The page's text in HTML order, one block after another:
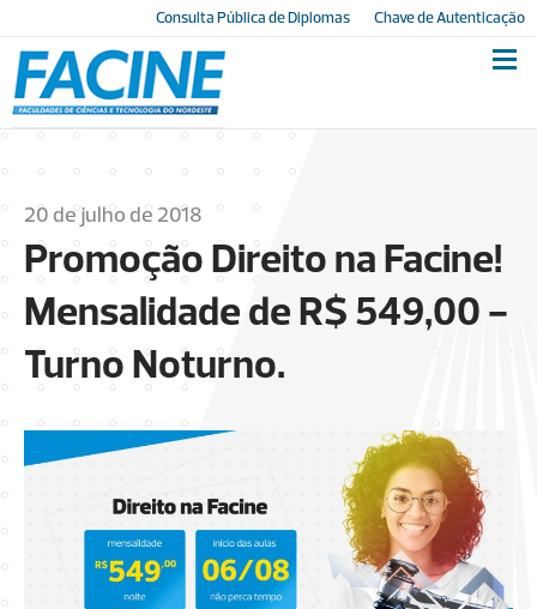
Consulta Pública de Diplomas Chave de Autenticação
20 de julho de 2018
Promoção Direito na Facine!
Mensalidade de R$ 549,00 -
Turno Noturno.